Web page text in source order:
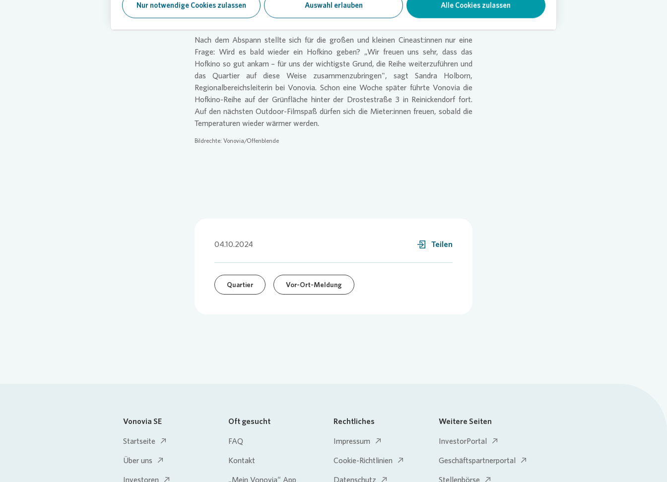
Nur notwendige Cookies zulassen Auswahl erlauben Alle Cookies zulassen
Hofkino-Reihe geht weiter
Nach dem Abspann stellte sich für die großen und kleinen Cineast:innen nur eine
Frage: Wird es bald wieder ein Hofkino geben? „Wir freuen uns sehr, dass das
Hofkino so gut ankam – für uns der wichtigste Grund, die Reihe weiterzuführen und
das Quartier auf diese Weise zusammenzubringen", sagt Sandra Holborn,
Regionalbereichsleiterin beiVonovia. Schon eine Woche später führte Vonovia die
Hofkino-Reihe auf der Grünfläche hinter der Drostestraße 3 in Reinickendorf fort.
Auf den nächsten Outdoor-Filmspaß dürfen sich die Mieter:innen freuen, sobald die
Temperaturen wieder wärmer werden.
Bildrechte: Vonovia/Offenblende
04.10.2024 Teilen
Quartier Vor-Ort-Meldung
Vonovia SE
Startseite
Über uns
Investoren
Oft gesucht
FAQ
Kontakt
„Mein Vonovia“ App
Rechtliches
Impressum
Cookie-Richtlinien
Datenschutz
Weitere Seiten
InvestorPortal
Geschäftspartnerportal
Stellenbörse